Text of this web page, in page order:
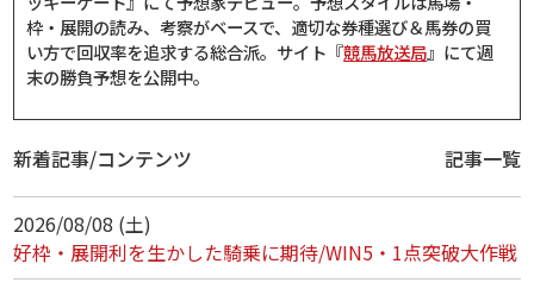
枠・展開の読み、考察がベースで、適切な券種選び＆馬券の買
い方で回収率を追求する総合派。サイト『競馬放送局』にて週
末の勝負予想を公開中。
新着記事/コンテンツ 記事一覧
2026/08/08 (土)
好枠・展開利を生かした騎乗に期待/WIN5・1点突破大作戦